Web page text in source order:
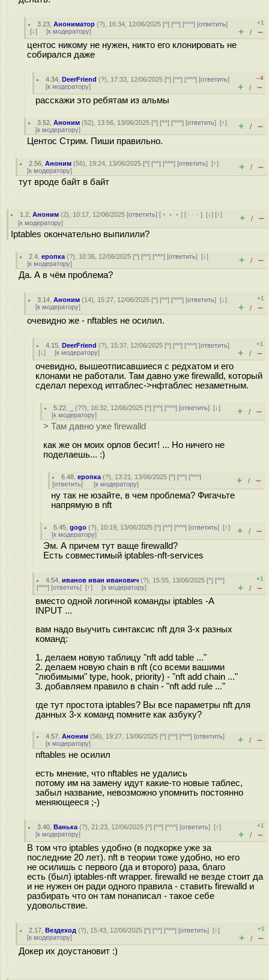
3.23 ,Анониматор (?), 16:34, 12/06/2025 [^] [^^] [^^^] [ответить]
[↓] [к модератору]
+1
+ / –
центос никому не нужен, никто его клонировать не
собирался даже
4.34 ,DeerFriend (?), 17:33, 12/06/2025 [^] [^^] [^^^] [ответить]
[к модератору]
–4
+ / –
расскажи это ребятам из альмы
3.52 ,Аноним (52), 13:56, 13/06/2025 [^] [^^] [^^^] [ответить][↑]
[к модератору] + / –
Центос Стрим. Пиши правильно.
2.56 ,Аноним (56), 19:24, 13/06/2025 [^] [^^] [^^^] [ответить][↑]
[к модератору] + / –
тут вроде байт в байт
1.2 ,Аноним (2), 10:17, 12/06/2025 [ответить] [ ﹢﹢﹢] [ · · ·][↓] [↑]
[к модератору] + / –
Iptables окончательно выпилили?
2.4 ,еропка (?), 10:36, 12/06/2025 [^] [^^] [^^^] [ответить][↓]
[к модератору] + / –
Да. А в чём проблема?
3.14 ,Аноним (14), 15:27, 12/06/2025 [^] [^^] [^^^] [ответить][↓]
[к модератору]
+1
+ / –
очевидно же - nftables не осилил.
4.15 ,DeerFriend (?), 15:37, 12/06/2025 [^] [^^] [^^^] [ответить]
[↓] [к модератору]
+1
+ / –
очевидно, вышеотписавшиеся с редхатом и его
клонами не работали. Там давно уже firewalld, который
сделал переход иптаблес->нфтаблес незаметным.
5.22 (??), 16:32, 12/06/2025 [^] [^^] [^^^] [ответить][↓]
[к модератору] + / –
> Там давно уже firewalld
как же он моих орлов бесит! ... Но ничего не
поделаешь... :)
6.48 ,еропка (?), 13:21, 13/06/2025 [^] [^^] [^^^]
[ответить] [к модератору] + / –
ну так не юзайте, в чем проблема? Фигачьте
напрямую в nft
5.45 ,gogo (?), 10:19, 13/06/2025 [^] [^^] [^^^] [ответить][↑]
[к модератору] + / –
Эм. А причем тут ваще firewalld?
Есть совместимый iptables-nft-services
4.54 ,иванов иван иванович (?), 15:55, 13/06/2025 [^] [^^]
[^^^] [ответить] [↑] [к модератору]
+1
+ / –
вместо одной логичной команды iptables -A
INPUT ...
вам надо выучить синтаксис nft для 3-х разных
команд:
1. делаем новую таблицу "nft add table ..."
2. делаем новую chain в nft (со всеми вашими
"любимыми" type, hook, priority) - "nft add chain ..."
3. добавляем правило в chain - "nft add rule ..."
где тут простота iptables? Вы все параметры nft для
данных 3-х команд помните как азбуку?
4.57 ,Аноним (56), 19:27, 13/06/2025 [^] [^^] [^^^] [ответить]
[к модератору] + / –
nftables не осилил
есть мнение, что nftables не удались
потому им на замену идут какие-то новые таблес,
забыл название, невозможно упомнить постоянно
меняющееся ;-)
3.40 ,Ванька (?), 21:23, 12/06/2025 [^] [^^] [^^^] [ответить][↑]
[к модератору]
+1
+ / –
В том что iptables удобно (в подкорке уже за
последние 20 лет). nft в теории тоже удобно, но его
не осилишь с первого (да и второго) раза, благо
есть (был) iptables-nft wrapper. firewalld не везде стоит да
и не нужен он ради одного правила - ставить firewalld и
разбирать что он там понаписал - такое себе
удовольствие.
2.17 ,Вездеход (?), 15:43, 12/06/2025 [^] [^^] [^^^] [ответить][↑]
[к модератору]
+1
+ / –
Докер их доустановит :)